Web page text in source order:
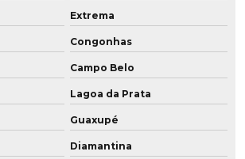
poliuretano
pu
pu
Extrema
Congonhas
Campo Belo
Lagoa da Prata
Guaxupé
Diamantina